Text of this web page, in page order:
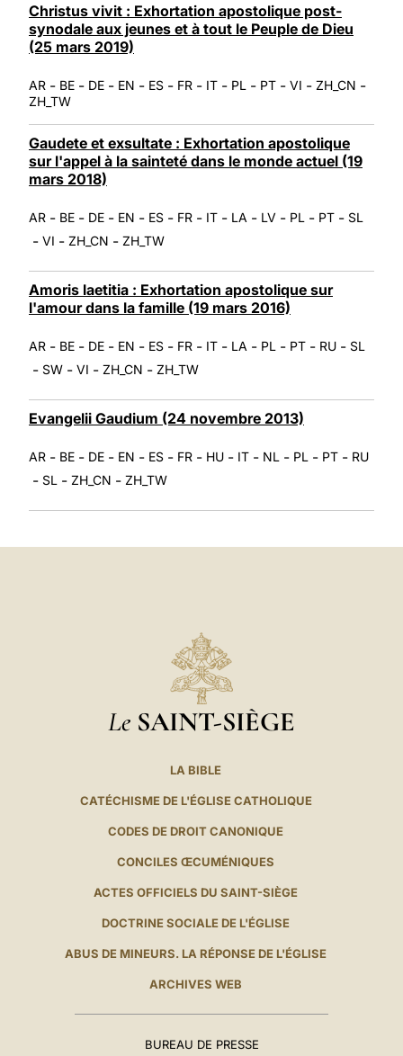
Christus vivit : Exhortation apostolique post-
synodale aux jeunes et à tout le Peuple de Dieu
(25 mars 2019)
AR - BE - DE - EN - ES - FR - IT - PL - PT - VI - ZH_CN -
ZH_TW
Gaudete et exsultate : Exhortation apostolique
sur l'appel à la sainteté dans le monde actuel (19
mars 2018)
AR - BE - DE - EN - ES - FR - IT - LA - LV - PL - PT - SL
- VI - ZH_CN - ZH_TW
Amoris laetitia : Exhortation apostolique sur
l'amour dans la famille (19 mars 2016)
AR - BE - DE - EN - ES - FR - IT - LA - PL - PT - RU - SL
- SW - VI - ZH_CN - ZH_TW
Evangelii Gaudium (24 novembre 2013)
AR - BE - DE - EN - ES - FR - HU - IT - NL - PL - PT - RU
- SL - ZH_CN - ZH_TW
Le SAINT-SIÈGE
LA BIBLE
CATÉCHISME DE L'ÉGLISE CATHOLIQUE
CODES DE DROIT CANONIQUE
CONCILES ŒCUMÉNIQUES
ACTES OFFICIELS DU SAINT-SIÈGE
DOCTRINE SOCIALE DE L'ÉGLISE
ABUS DE MINEURS. LA RÉPONSE DE L'ÉGLISE
ARCHIVES WEB
BUREAU DE PRESSE